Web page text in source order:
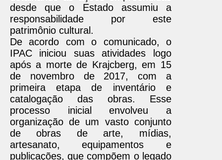
desde que o Estado assumiu a
responsabilidade por este
patrimônio cultural.
De acordo com o comunicado, o
IPAC iniciou suas atividades logo
após a morte de Krajcberg, em 15
de novembro de 2017, com a
primeira etapa de inventário e
catalogação das obras. Esse
processo inicial envolveu a
organização de um vasto conjunto
de obras de arte, mídias,
artesanato, equipamentos e
publicações, que compõem o legado